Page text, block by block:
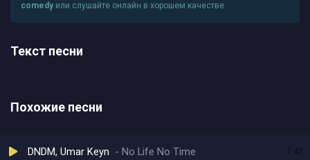
comedy или слушайте онлайн в хорошем качестве
Текст песни
Похожие песни
DNDM, Umar Keyn No Life No Time 7:47